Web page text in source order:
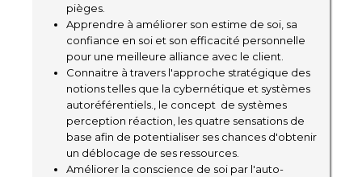
pièges.
Apprendre à améliorer son estime de soi, sa
confiance en soi et son efficacité personnelle
pour une meilleure alliance avec le client.
Connaitre à travers l'approche stratégique des
notions telles que la cybernétique et systèmes
autoréférentiels., le concept de systèmes
perception réaction, les quatre sensations de
base afin de potentialiser ses chances d'obtenir
un déblocage de ses ressources.
Améliorer la conscience de soi par l'auto-